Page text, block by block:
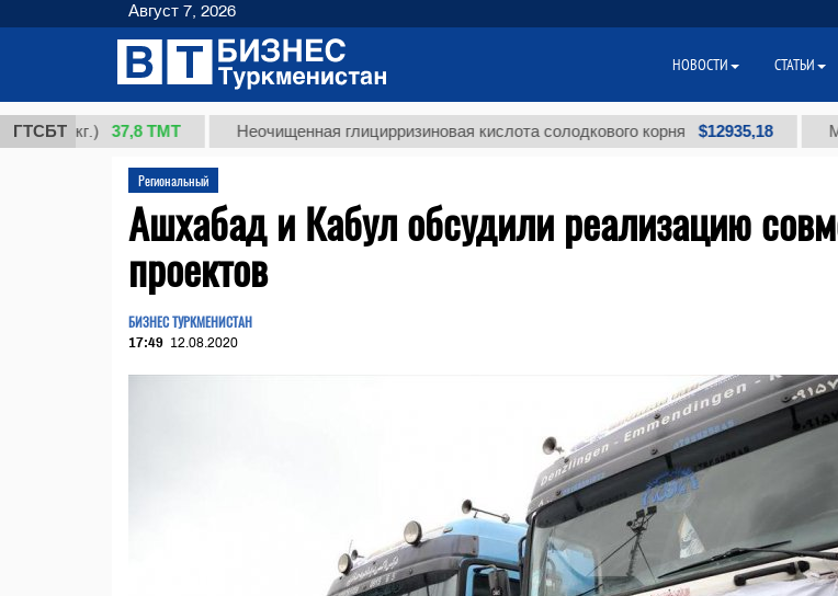
ГТСБТ
(кг.) 37,8 ТМТ Неочищенная глицирризиновая кислота солодкового корня $12935,18 Мазут
Региональный
Ашхабад и Кабул обсудили реализацию
проектов
БИЗНЕС ТУРКМЕНИСТАН
17:49 12.08.2020
Август 7, 2026
НОВОСТИ СТАТЬИ